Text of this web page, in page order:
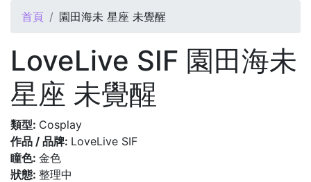
您在這裡
首頁 園田海未 星座 未覺醒
LoveLive SIF 園田海未
星座 未覺醒
類型: Cosplay
作品 / 品牌: LoveLive SIF
瞳色: 金色
狀態: 整理中